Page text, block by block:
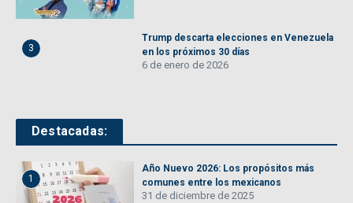
3
Trump descarta elecciones en Venezuela
en los próximos 30 días
6 de enero de 2026
Destacadas:
1
Año Nuevo 2026: Los propósitos más
comunes entre los mexicanos
31 de diciembre de 2025